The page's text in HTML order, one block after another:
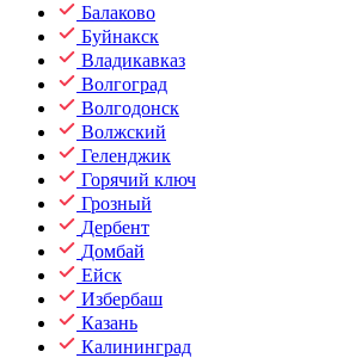
Балаково
Буйнакск
Владикавказ
Волгоград
Волгодонск
Волжский
Геленджик
Горячий ключ
Грозный
Дербент
Домбай
Ейск
Избербаш
Казань
Калининград